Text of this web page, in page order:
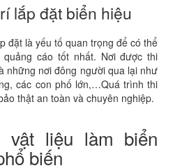
lắp đặt biển hiệu
đặt là yếu tố quan trọng để có thể
quảng cáo tốt nhất. Nơi được thi
những nơi đông người qua lại như
các con phố lớn,…Quá trình thi
thật an toàn và chuyên nghiệp.
vật liệu làm biển
biến